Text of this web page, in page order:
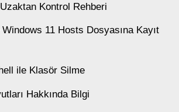
Kontrol Rehberi
11 Hosts Dosyasına Kayıt
ile Klasör Silme
Hakkında Bilgi